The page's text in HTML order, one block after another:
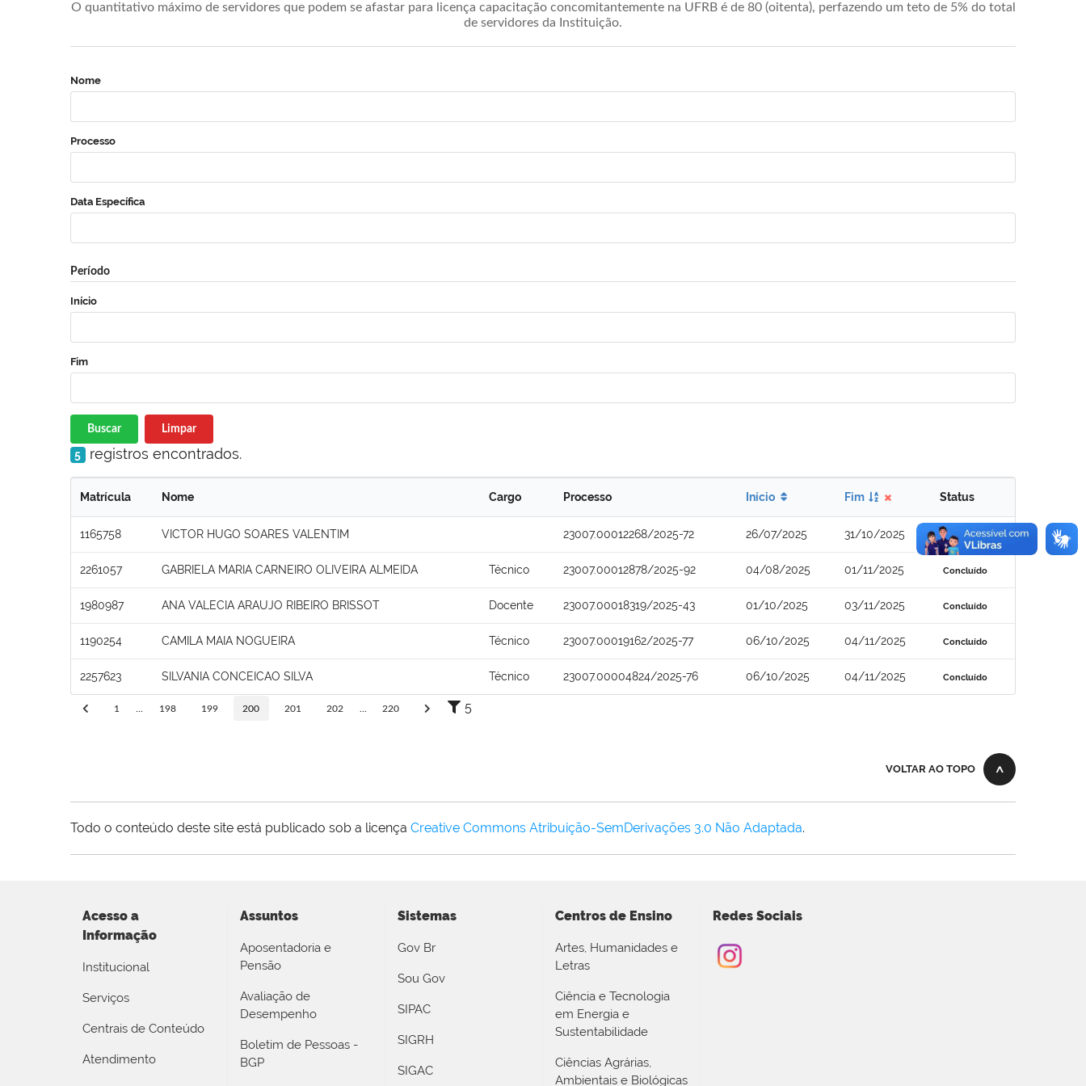
O quantitativo máximo de servidores que podem se afastar para licença capacitação concomitantemente na UFRB é de 80 (oitenta), perfazendo um teto de 5% do total
de servidores da Instituição.
Nome
Processo
Data Específica
Período
Início
Fim
Buscar Limpar
5 registros encontrados.
Matrícula Nome Cargo Processo Início Fim Status
1165758 VICTOR HUGO SOARES VALENTIM 23007.00012268/2025-72 26/07/2025 31/10/2025 Concluído
2261057 GABRIELA MARIA CARNEIRO OLIVEIRA ALMEIDA Técnico 23007.00012878/2025-92 04/08/2025 01/11/2025 Concluído
1980987 ANA VALECIA ARAUJO RIBEIRO BRISSOT Docente 23007.00018319/2025-43 01/10/2025 03/11/2025 Concluído
1190254 CAMILA MAIA NOGUEIRA Técnico 23007.00019162/2025-77 06/10/2025 04/11/2025 Concluído
2257623 SILVANIA CONCEICAO SILVA Técnico 23007.00004824/2025-76 06/10/2025 04/11/2025 Concluído
1 198 199 200 201 202 220 5
VOLTAR AO TOPO
Todo o conteúdo deste site está publicado sob a licença Creative Commons Atribuição-SemDerivações 3.0 Não Adaptada.
Acesso a
Informação
Institucional
Serviços
Centrais de Conteúdo
Atendimento
Assuntos
Aposentadoria e
Pensão
Avaliação de
Desempenho
Boletim de Pessoas -
BGP
Sistemas
Gov Br
Sou Gov
SIPAC
SIGRH
SIGAC
Centros de Ensino
Artes, Humanidades e
Letras
Ciência e Tecnologia
em Energia e
Sustentabilidade
Ciências Agrárias,
Ambientais e Biológicas
Redes Sociais